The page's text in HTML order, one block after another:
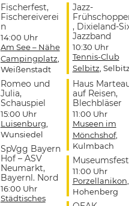
Fischerfest,
Fischereiverei
n
14:00 Uhr
Am See – Nähe
Campingplatz
Weißenstadt
Romeo und
Julia,
Schauspiel
15:00 Uhr
Luisenburg
Wunsiedel
SpVgg Bayern
Hof – ASV
Neumarkt,
Bayernl. Nord
16:00 Uhr
Städtisches
Jazz-
, Dixieland-
Jazzband
10:30 Uhr
Tennis-Club
Selbitz ,
Haus
auf Reisen,
Blechbläser
11:00 Uhr
Museen im
Mönchshof,
Kulmbach
Museumsfest
11:00 Uhr
Porzellanikon
Hohenberg